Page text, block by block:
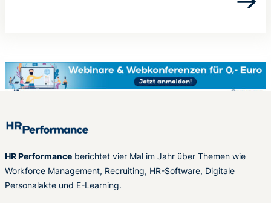
HR Performance berichtet vier Mal im Jahr über Themen wie
Workforce Management, Recruiting, HR-Software, Digitale
Personalakte und E-Learning.